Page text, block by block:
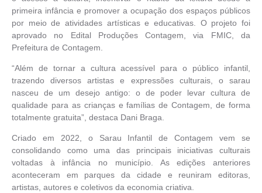
primeira infância e promover a ocupação dos espaços públicos
por meio de atividades artísticas e educativas. O projeto foi
aprovado no Edital Produções Contagem, via FMIC, da
Prefeitura de Contagem.
“Além de tornar a cultura acessível para o público infantil,
trazendo diversos artistas e expressões culturais, o sarau
nasceu de um desejo antigo: o de poder levar cultura de
qualidade para as crianças e famílias de Contagem, de forma
totalmente gratuita”, destaca Dani Braga.
Criado em 2022, o Sarau Infantil de Contagem vem se
consolidando como uma das principais iniciativas culturais
voltadas à infância no município. As edições anteriores
aconteceram em parques da cidade e reuniram editoras,
artistas, autores e coletivos da economia criativa.